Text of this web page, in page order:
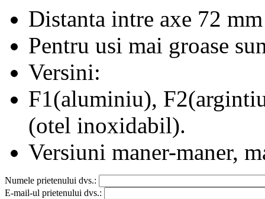
Distanta intre axe 72 mm
Pentru usi mai groase
Versini:
F1(aluminiu),
(otel inoxidabil).
Versiuni maner-maner,
Numele prietenului dvs.:
E-mail-ul prietenului dvs.: